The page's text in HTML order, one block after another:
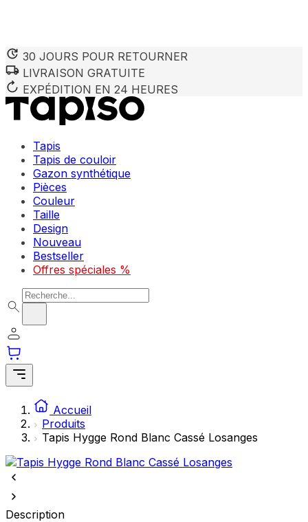
30 JOURS POUR RETOURNER
LIVRAISON GRATUITE
EXPÉDITION EN 24 HEURES
Tapis
Tapis de couloir
Gazon synthétique
Pièces
Couleur
Taille
Design
Nouveau
Bestseller
Offres spéciales %
Recherche de produits
Accueil
Produits
Tapis Hygge Rond Blanc Cassé Losanges
Description